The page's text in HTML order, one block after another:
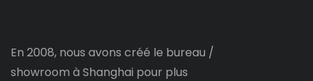
En 2008, nous avons créé le bureau /
showroom à Shanghai pour plus